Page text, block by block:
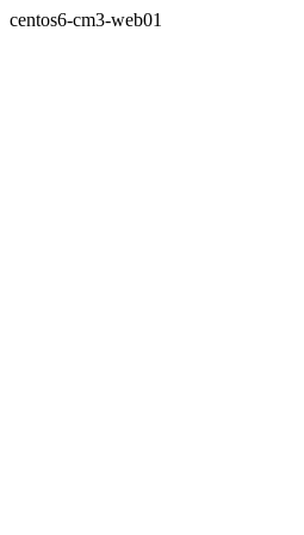
centos6-cm3-web01